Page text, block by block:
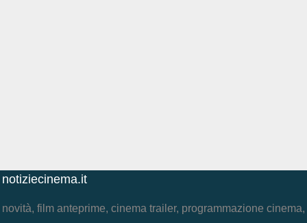
notiziecinema.it
novità, film anteprime, cinema trailer, programmazione